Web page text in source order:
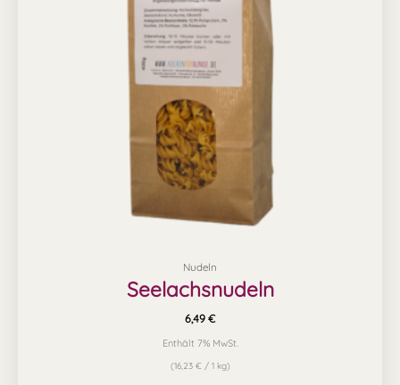
Nudeln
Seelachsnudeln
6,49 €
Enthält 7% MwSt.
(16,23 € / 1 kg)